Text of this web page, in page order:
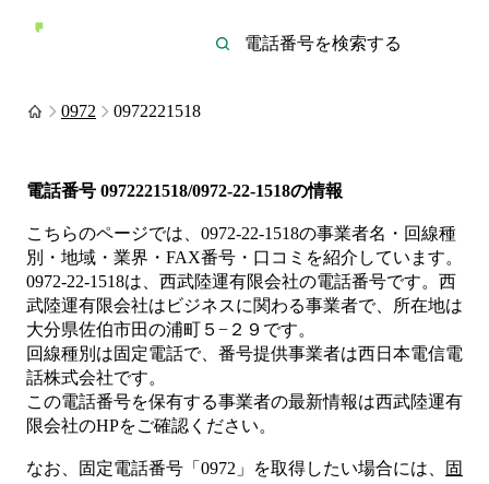
0972 0972221518
電話番号 0972221518/0972-22-1518の情報
こちらのページでは、 0972-22-1518の事業者名・回線種
別・地域・業界・FAX番号・口コミを紹介しています。
0972-22-1518は、 西武陸運有限会社の電話番号です。 西
武陸運有限会社は ビジネスに関わる事業者で、所在地は
大分県佐伯市田の浦町５−２９ です。
回線種別は固定電話で、番号提供事業者は西日本電信電
話株式会社です。
この電話番号を保有する事業者の最新情報は西武陸運有
限会社のHPをご確認ください。
なお、固定電話番号「 0972 」を取得したい場合には、
固